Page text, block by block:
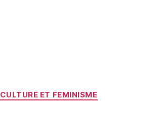
Catégories
CULTURE ET FEMINISME